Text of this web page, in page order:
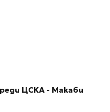
ЦСКА - Макаби